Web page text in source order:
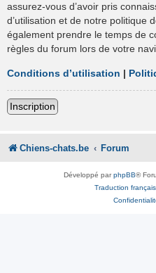
assurez-vous d’avoir pris
d’utilisation et de notre politique
également prendre le temps de
règles du forum lors de votre
Conditions d’utilisation |
Inscription
Chiens-chats.be Forum
Développé parphpBB®
Traduction